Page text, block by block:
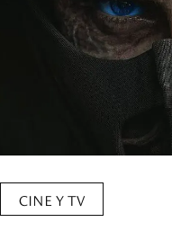
CINE Y TV